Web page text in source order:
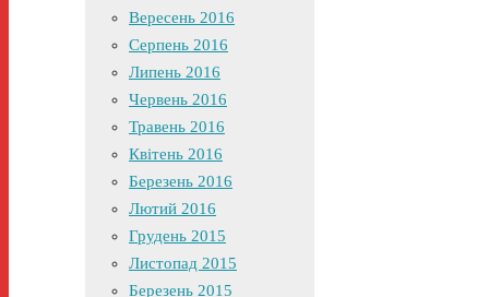
Вересень 2016
Серпень 2016
Липень 2016
Червень 2016
Травень 2016
Квітень 2016
Березень 2016
Лютий 2016
Грудень 2015
Листопад 2015
Березень 2015